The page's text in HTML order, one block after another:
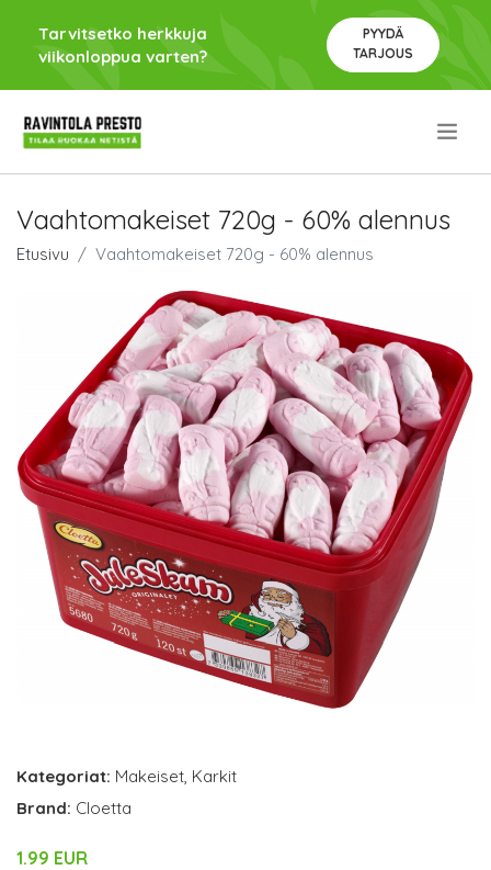
Tarvitsetko herkkuja
viikonloppua varten?
PYYDÄ
TARJOUS
Vaahtomakeiset 720g - 60% alennus
Etusivu Vaahtomakeiset 720g - 60% alennus
Kategoriat: Makeiset, Karkit
Brand: Cloetta
1.99 EUR